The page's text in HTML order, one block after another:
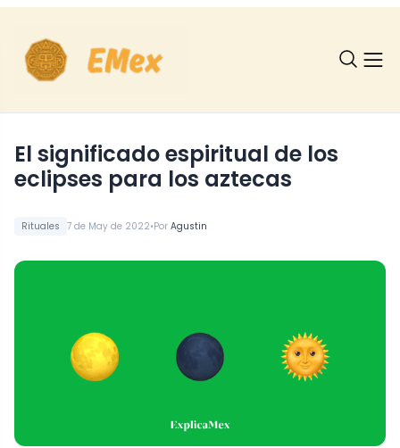
Rituales 7 de May de 2022•Por Agustin
El significado espiritual de los
eclipses para los aztecas